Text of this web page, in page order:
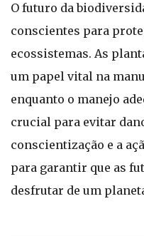
O futuro da
conscientes para
ecossistemas. As
um papel vital na
enquanto o manejo
crucial para evitar
conscientização e a
para garantir que as
desfrutar de um